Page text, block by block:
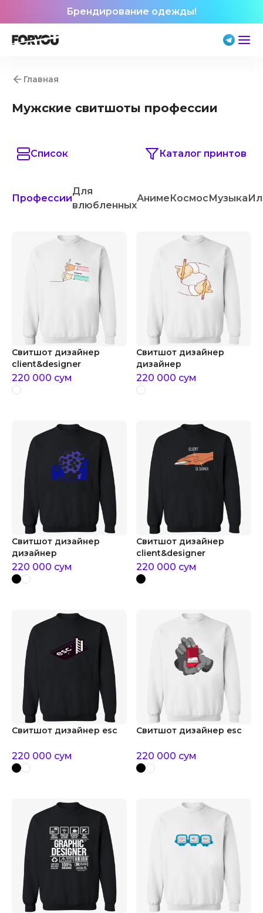
Брендирование одежды!
Главная
Мужские свитшоты профессии
Список Каталог принтов
Профессии
Для
влюбленных
АнимеКосмосМузыка
Свитшот дизайнер
client&designer
220 000 сум
Свитшот дизайнер
дизайнер
220 000 сум
Свитшот дизайнер
дизайнер
220 000 сум
Свитшот дизайнер
client&designer
220 000 сум
Свитшот дизайнер esc
220 000 сум
Свитшот дизайнер esc
220 000 сум